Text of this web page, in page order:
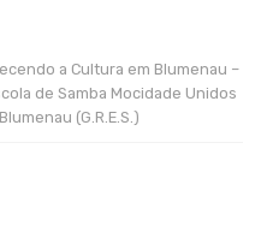
a Cultura em Blumenau –
de Samba Mocidade Unidos
(G.R.E.S.)